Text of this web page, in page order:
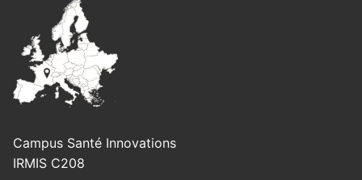
Campus Santé Innovations
IRMIS C208